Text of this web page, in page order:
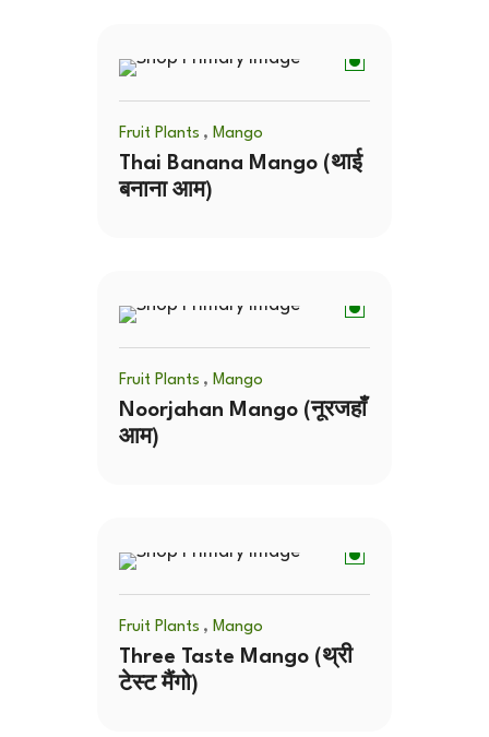
Fruit Plants , Mango
Thai Banana Mango (थाई
बनाना आम)
Fruit Plants , Mango
Noorjahan Mango (नूरजहाँ
आम)
Fruit Plants , Mango
Three Taste Mango (थ्री
टेस्ट मैंगो)